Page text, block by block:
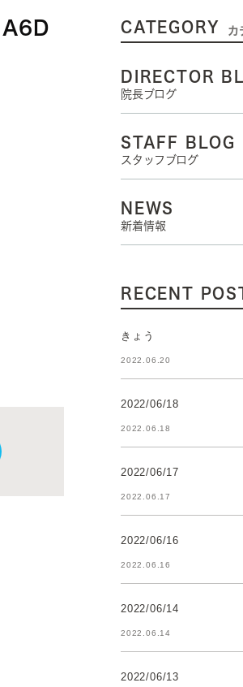
CATEGORY カ
DIRECTOR
院長ブログ
STAFF BLOG
スタッフブログ
NEWS
新着情報
RECENT
きょう
2022.06.20
2022/06/18
2022.06.18
2022/06/17
2022.06.17
2022/06/16
2022.06.16
2022/06/14
2022.06.14
2022/06/13